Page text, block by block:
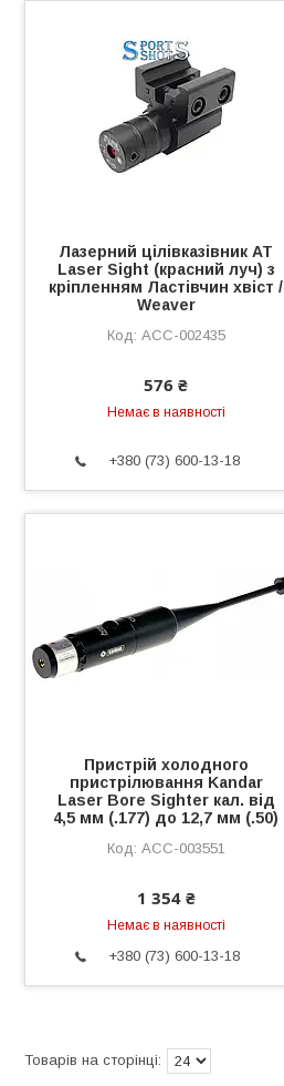
Лазерний цілівказівник AT
Laser Sight (красний луч) з
кріпленням Ластівчин хвіст /
Weaver
ACC-002435
576 ₴
Немає в наявності
+380 (73) 600-13-18
Пристрій холодного
пристрілювання Kandar
Laser Bore Sighter кал. від
4,5 мм (.177) до 12,7 мм (.50)
ACC-003551
1 354 ₴
Немає в наявності
+380 (73) 600-13-18